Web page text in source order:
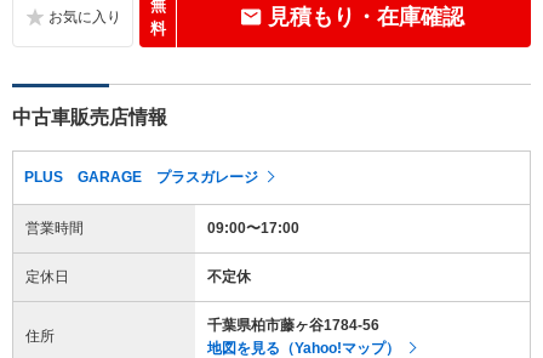
無
料
見積もり・在庫確認
中古車販売店情報
PLUS GARAGE プラスガレージ
営業時間 09:00〜17:00
定休日 不定休
住所
千葉県柏市藤ヶ谷1784-56
地図を見る（Yahoo!マップ）